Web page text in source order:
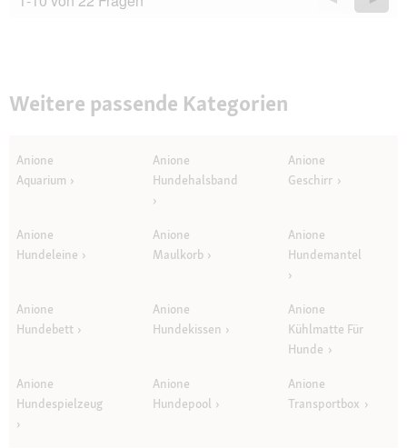
Questions
Weitere passende Kategorien
Anione
Aquarium
Anione
Hundehalsband
Anione
Geschirr
Anione
Hundeleine
Anione
Maulkorb
Anione
Hundemantel
Anione
Hundebett
Anione
Hundekissen
Anione
Kühlmatte Für
Hunde
Anione
Hundespielzeug
Anione
Hundepool
Anione
Transportbox